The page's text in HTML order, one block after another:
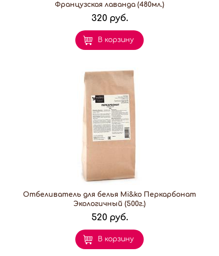
Французская лаванда (480мл.)
320 руб.
В корзину
Отбеливатель для белья Mi&ko Перкарбонат
Экологичный (500г.)
520 руб.
В корзину